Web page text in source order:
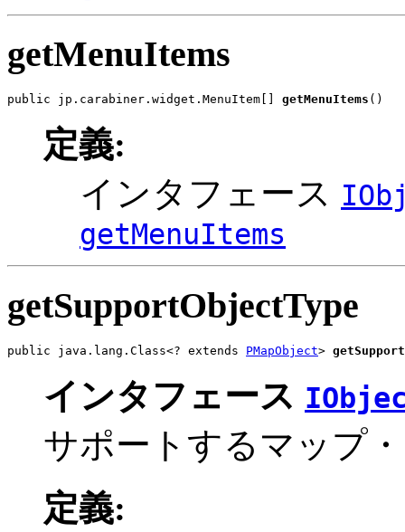
getMenuItems
public jp.carabiner.widget.MenuItem[] getMenuItems ()
定義:
インタフェース
getMenuItems
getSupportObjectType
public java.lang.Class<? extends PMapObject>
インタフェース
サポートするマップ
定義: